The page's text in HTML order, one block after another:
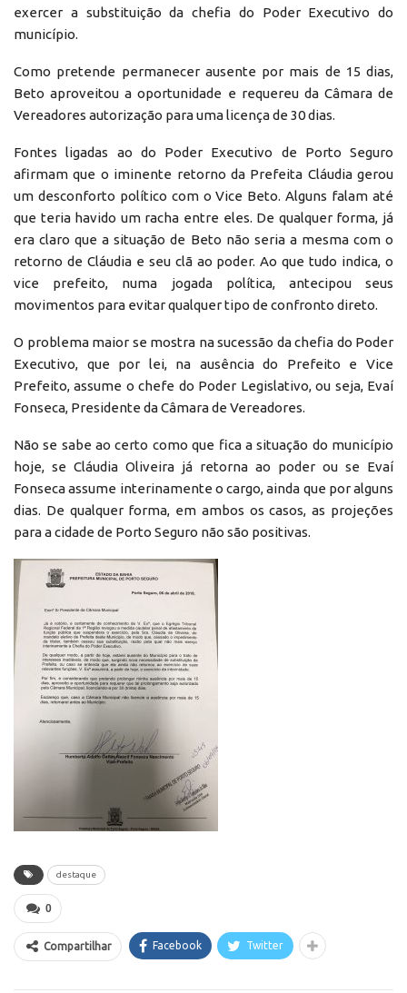
exercer a substituição da chefia do Poder Executivo do
município.
Como pretende permanecer ausente por mais de 15 dias,
Beto aproveitou a oportunidade e requereu da Câmara de
Vereadores autorização para uma licença de 30 dias.
Fontes ligadas ao do Poder Executivo de Porto Seguro
afirmam que o iminente retorno da Prefeita Cláudia gerou
um desconforto político com o Vice Beto. Alguns falam até
que teria havido um racha entre eles. De qualquer forma, já
era claro que a situação de Beto não seria a mesma com o
retorno de Cláudia e seu clã ao poder. Ao que tudo indica, o
vice prefeito, numa jogada política, antecipou seus
movimentos para evitar qualquer tipo de confronto direto.
O problema maior se mostra na sucessão da chefia do Poder
Executivo, que por lei, na ausência do Prefeito e Vice
Prefeito, assume o chefe do Poder Legislativo, ou seja, Evaí
Fonseca, Presidente da Câmara de Vereadores.
Não se sabe ao certo como que fica a situação do município
hoje, se Cláudia Oliveira já retorna ao poder ou se Evaí
Fonseca assume interinamente o cargo, ainda que por alguns
dias. De qualquer forma, em ambos os casos, as projeções
para a cidade de Porto Seguro não são positivas.
destaque
0
Compartilhar Facebook Twitter